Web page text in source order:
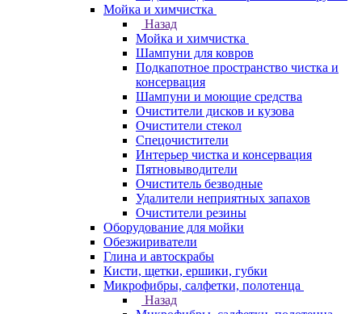
Мойка и химчистка
Назад
Мойка и химчистка
Шампуни для ковров
Подкапотное пространство чистка и
консервация
Шампуни и моющие средства
Очистители дисков и кузова
Очистители стекол
Спецочистители
Интерьер чистка и консервация
Пятновыводители
Очиститель безводные
Удалители неприятных запахов
Очистители резины
Оборудование для мойки
Обезжириватели
Глина и автоскрабы
Кисти, щетки, ершики, губки
Микрофибры, салфетки, полотенца
Назад